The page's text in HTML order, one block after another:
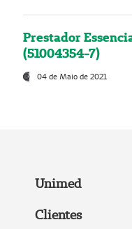
Prestador
(51004354-7)
04 de Maio de 2021
Unimed
Clientes